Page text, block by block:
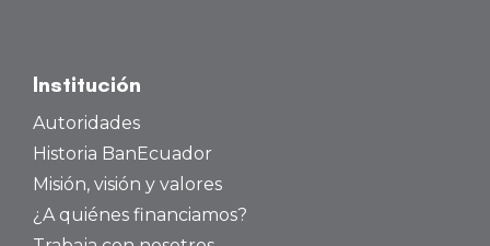
Institución
Autoridades
Historia BanEcuador
Misión, visión y valores
¿A quiénes financiamos?